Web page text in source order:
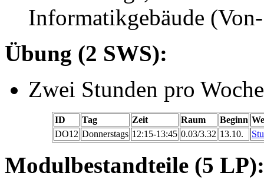
Informatikgebäude
Übung (2 SWS):
Zwei Stunden pro
ID Tag Zeit Raum Beginn
DO12 Donnerstags 12:15-13:45 0.03/3.32 13.10.
Modulbestandteile (5 LP):